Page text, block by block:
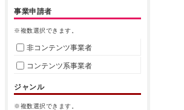
事業申請者
※複数選択できます。
非コンテンツ事業者
コンテンツ系事業者
ジャンル
※複数選択できます。